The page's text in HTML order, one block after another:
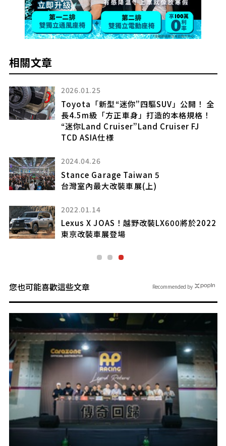
相關文章
2023.09.06
【影音】Alphard告別暈車搖晃感，DNM複
筒式改裝避震器實測！
2022.10.12
日本的「Avenger」將在10月推出
2022.05.24
Subaru Solterra預售啟動
您也可能喜歡這些文章 Recommended by